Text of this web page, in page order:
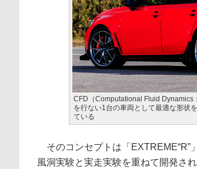
CFD（Computational Fluid Dynamics
を行ない1台の車両として最適な形状
ている
そのコンセプトは「EXTREME“R”
風洞実験と実走実験を重ねて開発され